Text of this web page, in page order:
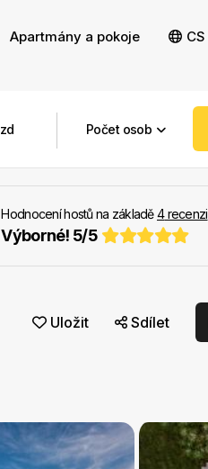
Apartmány a pokoje CS
Počet osob
Hodnocení hostů na základě4recenzi
Výborné! 5/5
Uložit Sdílet